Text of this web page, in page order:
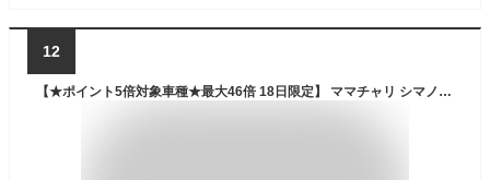
12
【★ポイント5倍対象車種★最大46倍 18日限定】 ママチャリ シマノ6段変速搭載 26インチ |自転車本体 軽快車 シティサイクル ダイナモライト搭載 折りたたみ 折り畳み ギフト 送料無料 【MC266】